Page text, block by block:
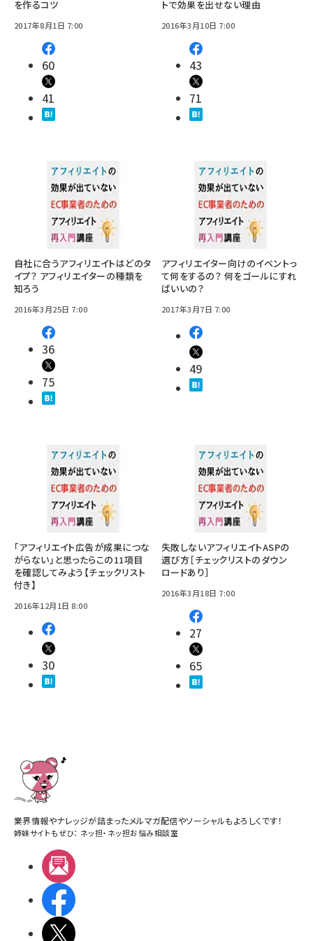
を作るコツ
2017年8月1日 7:00
60
41
トで効果を出せない理由
2016年3月10日 7:00
43
71
自社に合うアフィリエイトはどのタ
イプ？ アフィリエイターの種類を
知ろう
2016年3月25日 7:00
36
75
アフィリエイター向けのイベントっ
て何をするの？ 何をゴールにすれ
ばいいの？
2017年3月7日 7:00
49
「アフィリエイト広告が成果につな
がらない」と思ったらこの11項目
を確認してみよう【チェックリスト
付き】
2016年12月1日 8:00
30
失敗しないアフィリエイトASPの
選び方［チェックリストのダウン
ロードあり］
2016年3月18日 7:00
27
65
業界情報やナレッジが詰まったメルマガ配信やソーシャルもよろしくです！
姉妹サイトもぜひ： ネッ担・ ネッ担お悩み相談室